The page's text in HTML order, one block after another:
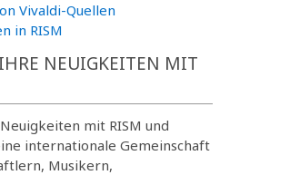
Vivaldi-Quellen
in RISM
NEUIGKEITEN MIT
mit RISM und
internationale Gemeinschaft
Musikern,